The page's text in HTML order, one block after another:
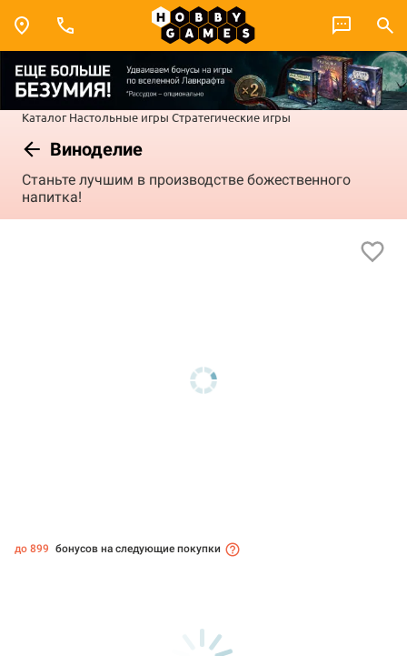
Каталог Настольные игры Стратегические игры
Виноделие
Станьте лучшим в производстве божественного
напитка!
до 899 бонусов на следующие покупки